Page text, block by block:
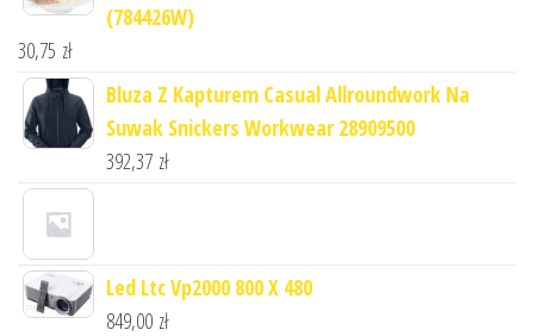
(784426W)
30,75 zł
Bluza Z Kapturem Casual Allroundwork Na
Suwak Snickers Workwear 28909500
392,37 zł
Led Ltc Vp2000 800 X 480
849,00 zł